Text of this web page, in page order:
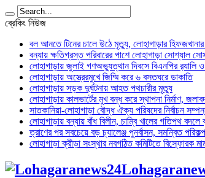
ব্রেকিং নিউজ
বল আনতে টিনের চালে উঠে মৃত্যু, লোহাগাড়ার
বন্যায় ক্ষতিগ্রস্ত পরিবারের পাশে লোহাগাড়া সোশ্যাল
লোহাগাড়ায় জুলাই গণঅভ্যুত্থান দিবসে বিএনপির র‌্যালি
লোহাগাড়ায় অস্ত্রেরমুখে জিম্মি করে ৬ বসতঘরে ডাকাতি
লোহাগাড়ায় সড়ক দুর্ঘটনায় আহত পথচারীর মৃত্যু
লোহাগাড়ায় কালভার্টের মুখ বন্ধ করে স্থাপনা নির্মাণ,
সাতকানিয়া-লোহাগাড়া বৌদ্ধ ঐক্য পরিষদের নির্বাচন
লোহাগাড়ায় বন্যায় বাঁধ বিলীন, চাম্বি খালের গতিপথ বদলে
ত্রাণের পর সবচেয়ে বড় চ্যালেঞ্জ পুনর্বাসন, সমন্বিত
লোহাগাড়া ক্রীড়া সংস্থার নবগঠিত কমিটিতে বিস্ফোরক